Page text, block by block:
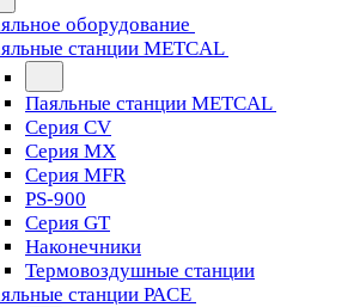
оборудование
станции METCAL
Паяльные станции METCAL
Серия CV
Серия MX
Серия MFR
PS-900
Серия GT
Наконечники
Термовоздушные станции
станции PACE